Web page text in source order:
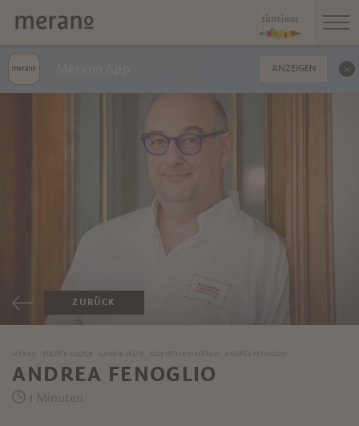
ZURÜCK
MERAN STADT & KULTUR LAND & LEUTE DAS IST MEIN MERAN ANDREA FENOGLIO
ANDREA FENOGLIO
1 Minuten
ANZEIGEN